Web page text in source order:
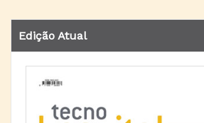
Edição Atual